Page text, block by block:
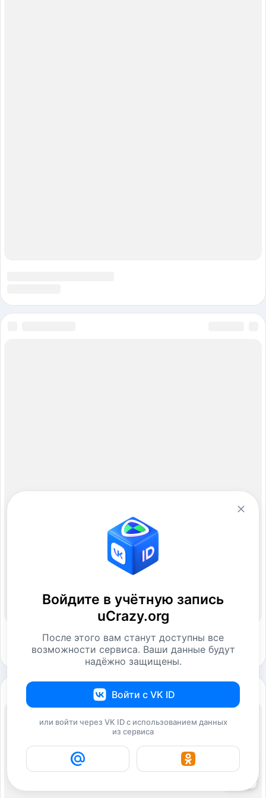
Войдите в учётную запись
uCrazy.org
После этого вам станут доступны все
возможности сервиса. Ваши данные будут
надёжно защищены.
Войти с VK ID
или войти через VK ID с использованием данных
из сервиса